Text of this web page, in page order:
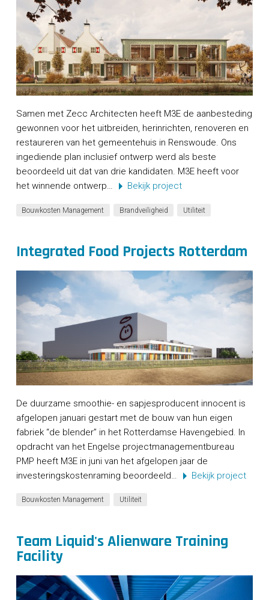
Samen met Zecc Architecten heeft M3E de aanbesteding
gewonnen voor het uitbreiden, herinrichten, renoveren en
restaureren van het gemeentehuis in Renswoude. Ons
ingediende plan inclusief ontwerp werd als beste
beoordeeld uit dat van drie kandidaten. M3E heeft voor
het winnende ontwerp…
Bekijk project
Bouwkosten Management Brandveiligheid Utiliteit
Integrated Food Projects Rotterdam
De duurzame smoothie- en sapjesproducent innocent is
afgelopen januari gestart met de bouw van hun eigen
fabriek “de blender” in het Rotterdamse Havengebied. In
opdracht van het Engelse projectmanagementbureau
PMP heeft M3E in juni van het afgelopen jaar de
investeringskostenraming beoordeeld…
Bekijk project
Bouwkosten Management Utiliteit
Team Liquid's Alienware Training
Facility